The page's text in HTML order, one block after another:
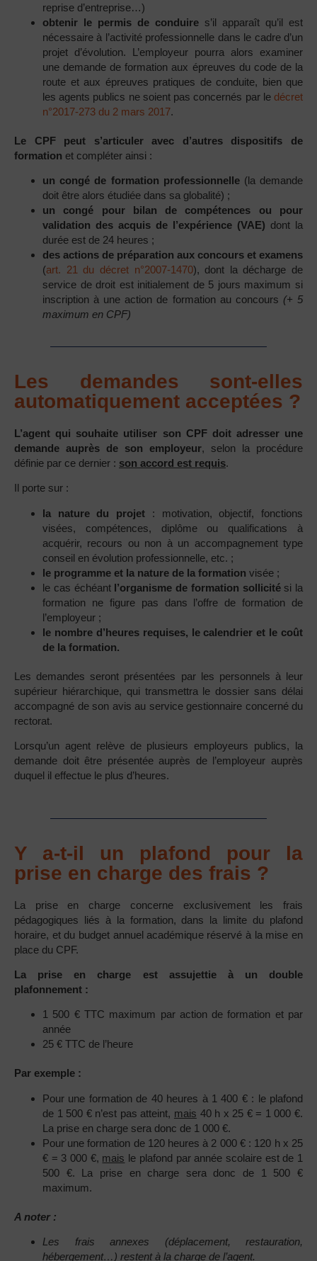
reprise d’entreprise…)
obtenir le permis de conduire s’il apparaît qu’il est
nécessaire à l’activité professionnelle dans le cadre d’un
projet d’évolution. L’employeur pourra alors examiner
une demande de formation aux épreuves du code de la
route et aux épreuves pratiques de conduite, bien que
les agents publics ne soient pas concernés par le décret
n°2017-273 du 2 mars 2017.
Le CPF peut s’articuler avec d’autres dispositifs de
formation et compléter ainsi :
un congé de formation professionnelle(la demande
doit être alors étudiée dans sa globalité) ;
un congé pour bilan de compétences ou pour
validation des acquis de l’expérience (VAE) dont la
durée est de 24 heures ;
des actions de préparation aux concours et examens
(art. 21 du décret n°2007-1470), dont la décharge de
service de droit est initialement de 5 jours maximum si
inscription à une action de formation au concours (+ 5
maximum en CPF)
Les demandes sont-elles
automatiquement acceptées ?
L’agent qui souhaite utiliser son CPF doit adresser une
demande auprès de son employeur, selon la procédure
définie par ce dernier : son accord est requis.
Il porte sur :
la nature du projet : motivation, objectif, fonctions
visées, compétences, diplôme ou qualifications à
acquérir, recours ou non à un accompagnement type
conseil en évolution professionnelle, etc. ;
le programme et la nature de la formation visée ;
le cas échéant l’organisme de formation sollicitési la
formation ne figure pas dans l’offre de formation de
l’employeur ;
le nombre d’heures requises, le calendrier et le coût
de la formation.
Les demandes seront présentées par les personnels à leur
supérieur hiérarchique, qui transmettra le dossier sans délai
accompagné de son avis au service gestionnaire concerné du
rectorat.
Lorsqu’un agent relève de plusieurs employeurs publics, la
demande doit être présentée auprès de l’employeur auprès
duquel il effectue le plus d’heures.
Y a-t-il un plafond pour la
prise en charge des frais ?
La prise en charge concerne exclusivement les frais
pédagogiques liés à la formation, dans la limite du plafond
horaire, et du budget annuel académique réservé à la mise en
place du CPF.
La prise en charge est assujettie à un double
plafonnement :
1 500 € TTC maximum par action de formation et par
année
25 € TTC de l’heure
Par exemple :
Pour une formation de 40 heures à 1 400 € : le plafond
de 1 500 € n’est pas atteint, mais 40 h x 25 € = 1 000 €.
La prise en charge sera donc de 1 000 €.
Pour une formation de 120 heures à 2 000 € : 120 h x 25
€ = 3 000 €, mais le plafond par année scolaire est de 1
500 €. La prise en charge sera donc de 1 500 €
maximum.
A noter :
Les frais annexes (déplacement, restauration,
hébergement…) restent à la charge de l’agent.